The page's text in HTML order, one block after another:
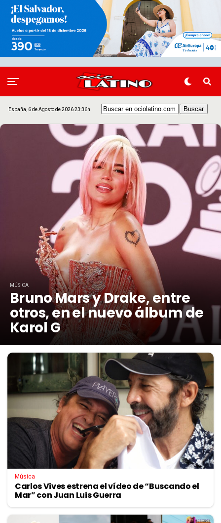
España, 6 de Agosto de 2026 23:36h
MÚSICA
Bruno Mars y Drake, entre
otros, en el nuevo álbum de
Karol G
Música
Carlos Vives estrena el vídeo de “Buscando el
Mar” con Juan Luis Guerra